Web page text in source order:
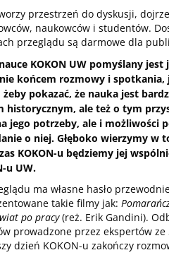
przestrzeń do dyskusji,
naukowców i studentów.
przeglądu są darmowe dla
KOKON UW pomyślany
końcem rozmowy i
pokazać, że nauka jest
historycznym, ale też o tym
jego potrzeby, ale i możliwości
o niej. Głęboko wierzymy w
KOKON-u będziemy jej
u UW.
ma własne hasło
takie filmy jak:
po pracy(reż. Erik Gandini).
prowadzone przez ekspertów ze
dzień KOKON-u zakończy